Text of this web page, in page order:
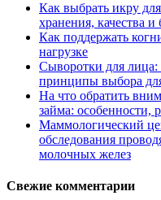
Как выбрать икру
хранения, качества
Как поддержать
нагрузке
Сыворотки для лица:
принципы выбора
На что обратить
займа: особенности,
Маммологический
обследования
молочных желез
Свежие комментарии